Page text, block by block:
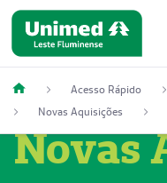
Acesso Rápido
Novas Aquisições
Novas